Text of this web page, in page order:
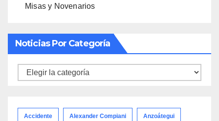
Misas y Novenarios
Noticias Por Categoría
Noticias
Accidente Alexander Compiani Anzoátegui